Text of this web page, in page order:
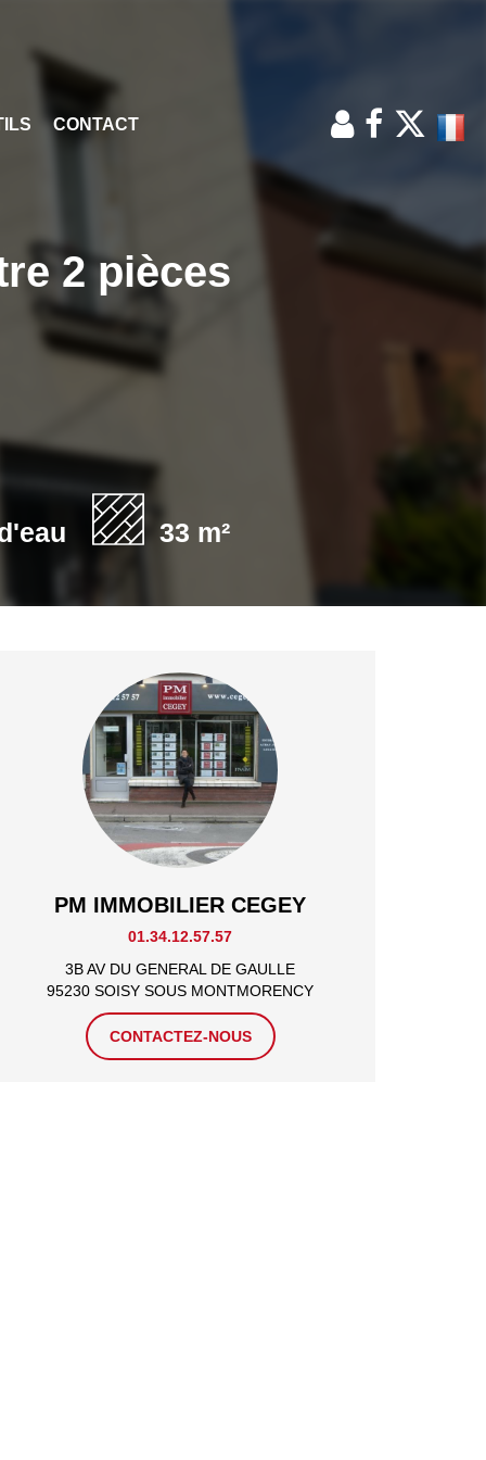
CONTACT
2 pièces
33 m²
PM IMMOBILIER CEGEY
01.34.12.57.57
3B AV DU GENERAL DE GAULLE
95230 SOISY SOUS MONTMORENCY
CONTACTEZ-NOUS